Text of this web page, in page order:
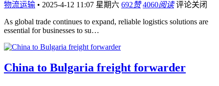
物流运输 • 2025-4-12 11:07 星期六 692赞 4060阅读 评论关闭
As global trade continues to expand, reliable logistics solutions are
essential for businesses to su…
China to Bulgaria freight forwarder